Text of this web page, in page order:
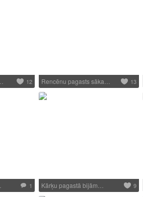
12 Rencēnu pagasts sāka… 13
1 Kārķu pagastā bijām… 9